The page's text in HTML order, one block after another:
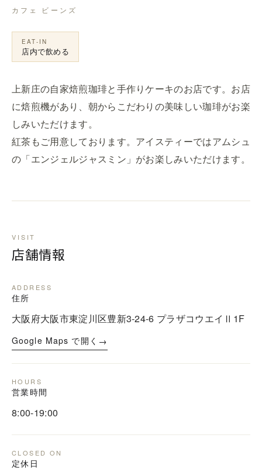
カフェ ビーンズ
EAT-IN
店内で飲める
上新庄の自家焙煎珈琲と手作りケーキのお店です。お店
に焙煎機があり、朝からこだわりの美味しい珈琲がお楽
しみいただけます。
紅茶もご用意しております。アイスティーではアムシュ
の「エンジェルジャスミン」がお楽しみいただけます。
VISIT
店舗情報
ADDRESS
住所
大阪府大阪市東淀川区豊新3-24-6 プラザコウエイⅡ1F
Google Maps で開く →
HOURS
営業時間
8:00-19:00
CLOSED ON
定休日